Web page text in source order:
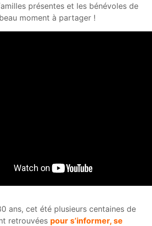
présentes et les bénévoles de
moment à partager !
ans, cet été plusieurs centaines de
retrouvées pour s’informer, se